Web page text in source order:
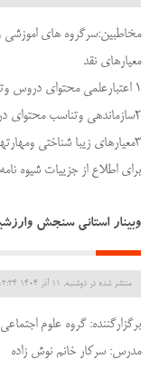
مخاطبین:سرگروه های اموزشی
معیارهای نقد
1 اعتبارعلمی محتوای دروس وتقویت تفکر انتقادی
2سازماندهی وتناسب محتوای دروس
3معیارهای زیبا شناختی ومهارتهای زبانی
برای اطلاع از جزییات شیوه
وبینار استانی سنجش
منتشر شده در دوشنبه, 11 آذر 1404 12:34
برگزارگننده: گروه علوم
مدرس: سرکار خانم نوش زاده